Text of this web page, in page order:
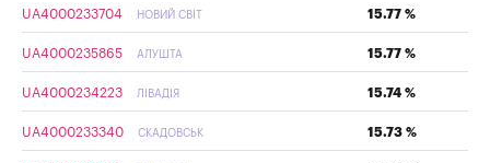
UA4000233704 НОВИЙ СВІТ 15.77 %
UA4000235865 АЛУШТА 15.77 %
UA4000234223 ЛІВАДІЯ 15.74 %
UA4000233340 СКАДОВСЬК 15.73 %